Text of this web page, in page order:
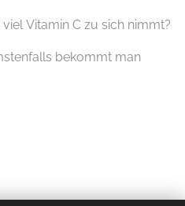
Vitamin C zu sich nimmt?
bekommt man